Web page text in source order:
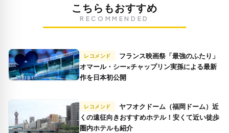
こちらもおすすめ
RECOMMENDED
レコメンド
オマール・シー×チャップリン実孫による最新
作を日本初公開
レコメンド
くの遠征向きおすすめホテル！安くて近い徒歩
圏内ホテルも紹介